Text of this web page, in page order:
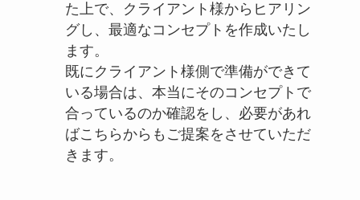
た上で、クライアント様からヒアリン
グし、最適なコンセプトを作成いたし
ます。
既にクライアント様側で準備ができて
いる場合は、本当にそのコンセプトで
合っているのか確認をし、必要があれ
ばこちらからもご提案をさせていただ
きます。